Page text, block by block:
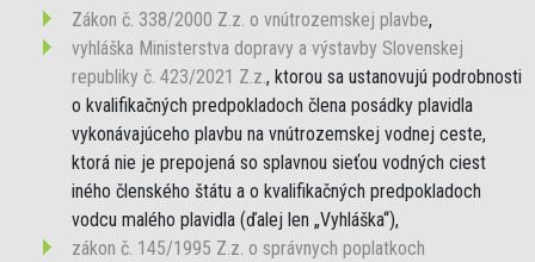
Zákon č. 338/2000 Z.z. o vnútrozemskej plavbe,
vyhláška Ministerstva dopravy a výstavby Slovenskej
republiky č. 423/2021 Z.z., ktorou sa ustanovujú podrobnosti
o kvalifikačných predpokladoch člena posádky plavidla
vykonávajúceho plavbu na vnútrozemskej vodnej ceste,
ktorá nie je prepojená so splavnou sieťou vodných ciest
iného členského štátu a o kvalifikačných predpokladoch
vodcu malého plavidla (ďalej len „Vyhláška“),
zákon č. 145/1995 Z.z. o správnych poplatkoch